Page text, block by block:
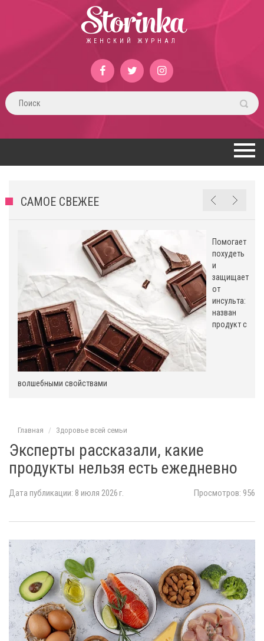
Storinka
ЖЕНСКИЙ ЖУРНАЛ
САМОЕ СВЕЖЕЕ
Помогает
похудеть
и
защищает
от
инсульта:
назван
продукт с
волшебными свойствами
Главная Здоровье всей семьи
Эксперты рассказали, какие
продукты нельзя есть ежедневно
Дата публикации: 8 июля 2026 г. Просмотров: 956